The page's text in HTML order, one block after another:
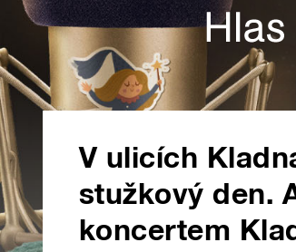
V ulicích
stužkový den.
koncertem